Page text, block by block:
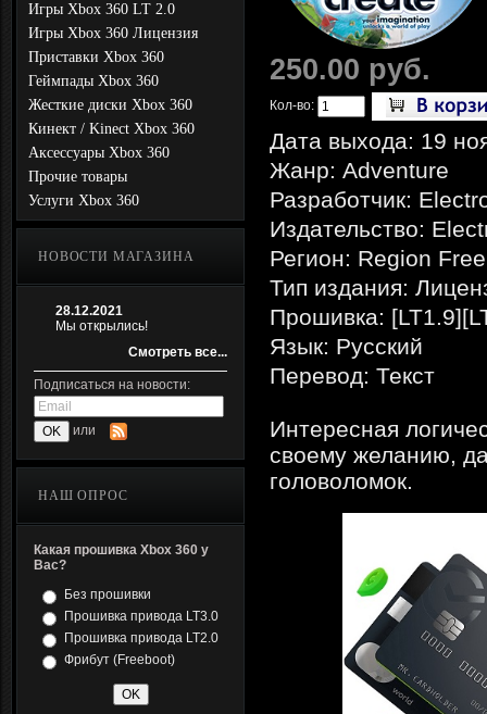
Игры Xbox 360 LT 2.0
Игры Xbox 360 Лицензия
Приставки Xbox 360
Геймпады Xbox 360
Жесткие диски Xbox 360
Кинект / Kinect Xbox 360
Аксессуары Xbox 360
Прочие товары
Услуги Xbox 360
НОВОСТИ МАГАЗИНА
28.12.2021
Мы открылись!
Смотреть все...
Подписаться на новости:
или
НАШ ОПРОС
Какая прошивка Xbox 360 у
Вас?
Без прошивки
Прошивка привода LT3.0
Прошивка привода LT2.0
Фрибут (Freeboot)
250.00 руб.
Кол-во:
Дата выхода: 19
Жанр: Adventure
Разработчик:
Издательство:
Регион: Region Free
Тип издания:
Прошивка:
Язык: Русский
Перевод: Текст
Интересная
своему желанию,
головоломок.